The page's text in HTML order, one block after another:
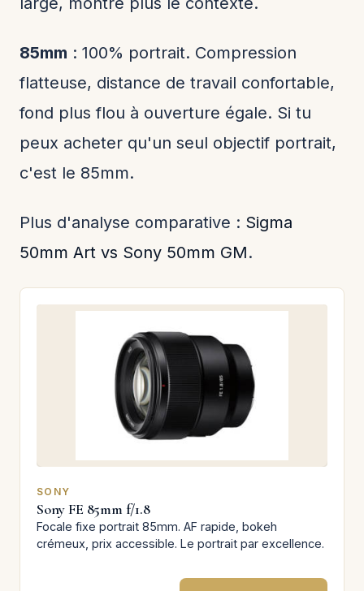
85mm : 100% portrait. Compression
flatteuse, distance de travail confortable,
fond plus flou à ouverture égale. Si tu
peux acheter qu'un seul objectif portrait,
c'est le 85mm.
Plus d'analyse comparative : Sigma
50mm Art vs Sony 50mm GM.
SONY
Sony FE 85mm f/1.8
Focale fixe portrait 85mm. AF rapide, bokeh
crémeux, prix accessible. Le portrait par excellence.